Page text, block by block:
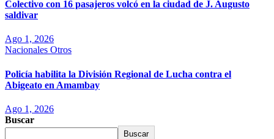
Colectivo con 16 pasajeros volcó en la ciudad de J. Augusto
saldivar
Ago 1, 2026
Nacionales Otros
Policía habilita la División Regional de Lucha contra el
Abigeato en Amambay
Ago 1, 2026
Buscar
Buscar